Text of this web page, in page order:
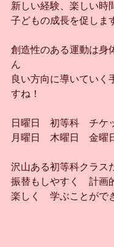
新しい経験、楽しい時
子どもの成長を促しま
創造性のある運動は身
ん
良い方向に導いていく
すね！
日曜日　初等科　チケ
月曜日　木曜日　金曜
沢山ある初等科クラス
振替もしやすく　計画
楽しく　学ぶことがで